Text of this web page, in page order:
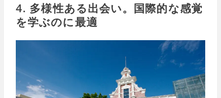
4. 多様性ある出会い。国際的な感覚
を学ぶのに最適